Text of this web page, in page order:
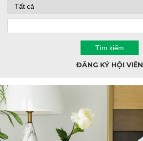
ĐĂNG KÝ HỘI VIÊN